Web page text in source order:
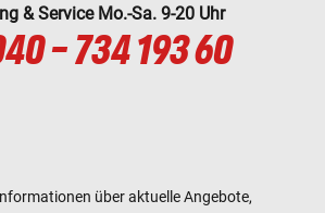
& Service Mo.-Sa. 9-20 Uhr
- 734 193 60
über aktuelle Angebote,